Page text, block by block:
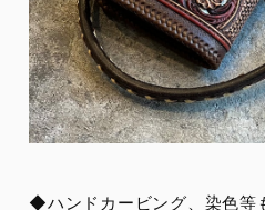
◆ハンドカービング、染色等